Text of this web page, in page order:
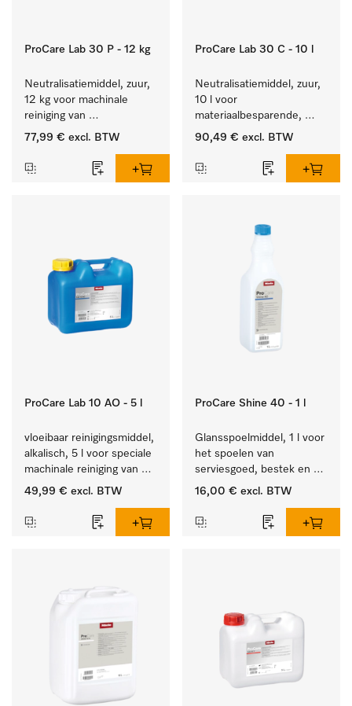
ProCare Lab 30 P - 12 kg
Neutralisatiemiddel, zuur,
12 kg voor machinale
reiniging van
laboratoriumglaswerk en -
77,99 € excl. BTW
ProCare Lab 30 C - 10 l
Neutralisatiemiddel, zuur,
10 l voor
materiaalbesparende,
machinale reiniging van
gerei.
90,49 € excl. BTW
ProCare Lab 10 AO - 5 l
vloeibaar reinigingsmiddel,
alkalisch, 5 l voor speciale
machinale reiniging van
laboratoriumglaswerk en -
49,99 € excl. BTW
ProCare Shine 40 - 1 l
Glansspoelmiddel, 1 l voor
het spoelen van
serviesgoed, bestek en
ideaal voor glazen.
16,00 € excl. BTW